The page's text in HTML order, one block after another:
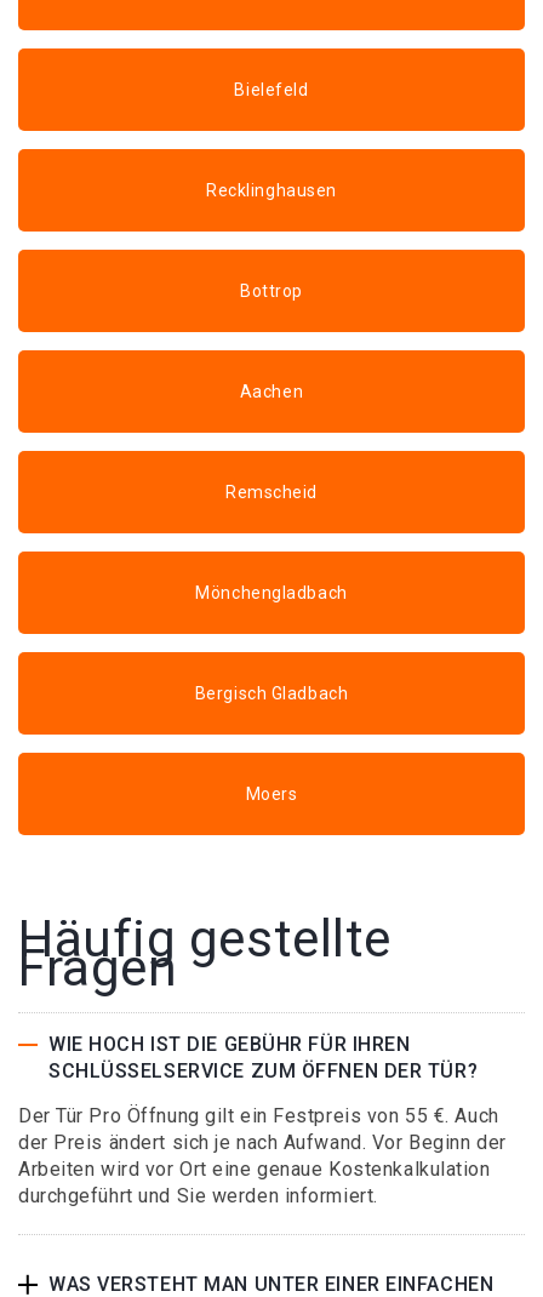
Bielefeld
Recklinghausen
Bottrop
Aachen
Remscheid
Mönchengladbach
Bergisch Gladbach
Moers
Häufig gestellte
Fragen
WIE HOCH IST DIE GEBÜHR FÜR IHREN
SCHLÜSSELSERVICE ZUM ÖFFNEN DER TÜR?
Der Tür Pro Öffnung gilt ein Festpreis von 55 €. Auch
der Preis ändert sich je nach Aufwand. Vor Beginn der
Arbeiten wird vor Ort eine genaue Kostenkalkulation
durchgeführt und Sie werden informiert.
WAS VERSTEHT MAN UNTER EINER EINFACHEN